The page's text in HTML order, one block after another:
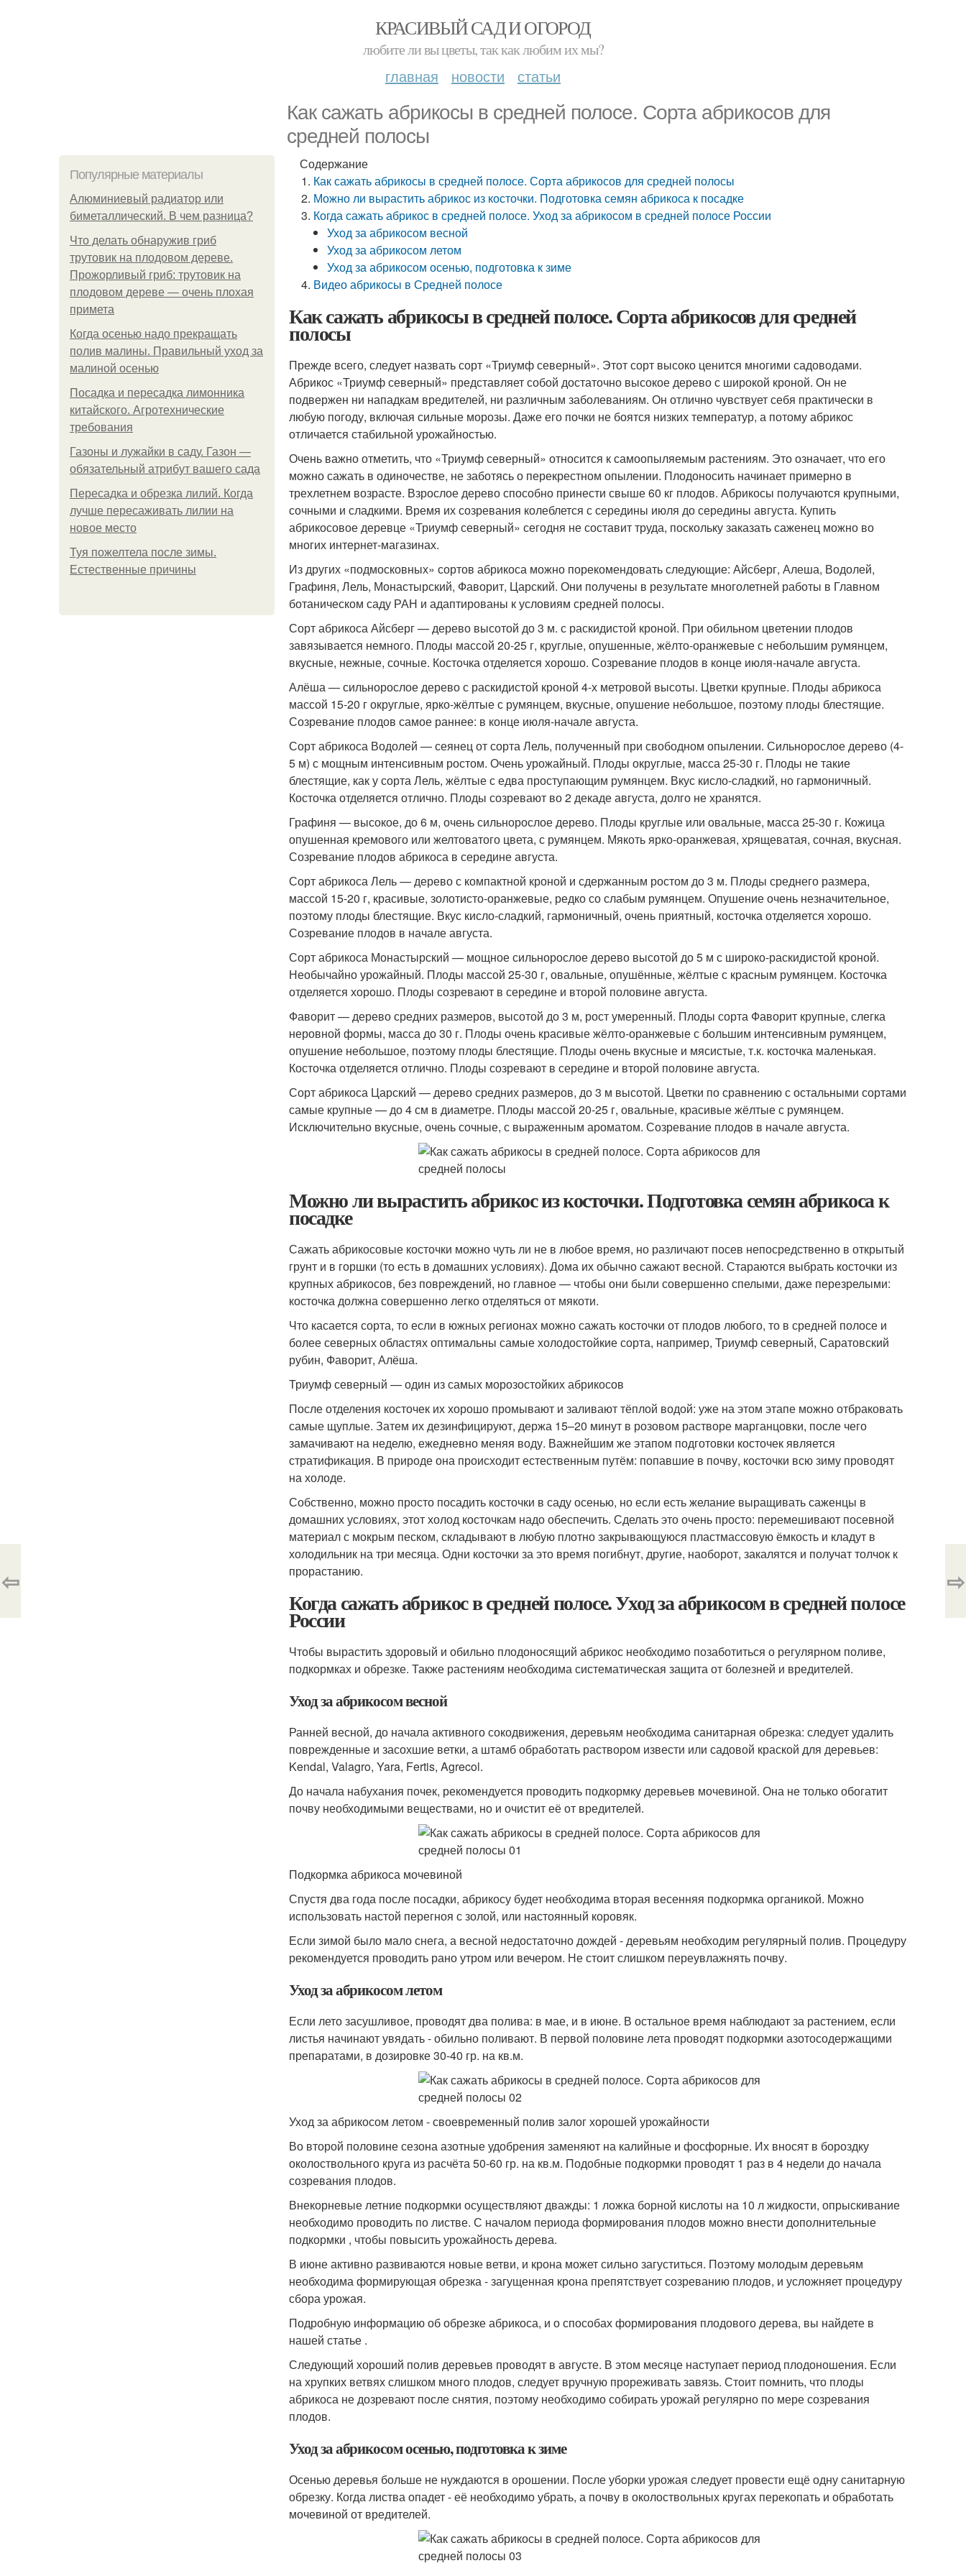
КРАСИВЫЙ САД И ОГОРОД
любите ли вы цветы, так как любим их мы?
главная новости статьи
Как сажать абрикосы в средней полосе. Сорта абрикосов для
средней полосы
Популярные материалы
Алюминиевый радиатор или
биметаллический. В чем разница?
Что делать обнаружив гриб
трутовик на плодовом дереве.
Прожорливый гриб: трутовик на
плодовом дереве — очень плохая
примета
Когда осенью надо прекращать
полив малины. Правильный уход за
малиной осенью
Посадка и пересадка лимонника
китайского. Агротехнические
требования
Газоны и лужайки в саду. Газон —
обязательный атрибут вашего сада
Пересадка и обрезка лилий. Когда
лучше пересаживать лилии на
новое место
Туя пожелтела после зимы.
Естественные причины
Содержание
Как сажать абрикосы в средней полосе. Сорта абрикосов для средней полосы
Можно ли вырастить абрикос из косточки. Подготовка семян абрикоса к посадке
Когда сажать абрикос в средней полосе. Уход за абрикосом в средней полосе России
Уход за абрикосом весной
Уход за абрикосом летом
Уход за абрикосом осенью, подготовка к зиме
Видео абрикосы в Средней полосе
Как сажать абрикосы в средней полосе. Сорта абрикосов для средней
полосы
Прежде всего, следует назвать сорт «Триумф северный». Этот сорт высоко ценится многими садоводами.
Абрикос «Триумф северный» представляет собой достаточно высокое дерево с широкой кроной. Он не
подвержен ни нападкам вредителей, ни различным заболеваниям. Он отлично чувствует себя практически в
любую погоду, включая сильные морозы. Даже его почки не боятся низких температур, а потому абрикос
отличается стабильной урожайностью.
Очень важно отметить, что «Триумф северный» относится к самоопыляемым растениям. Это означает, что его
можно сажать в одиночестве, не заботясь о перекрестном опылении. Плодоносить начинает примерно в
трехлетнем возрасте. Взрослое дерево способно принести свыше 60 кг плодов. Абрикосы получаются крупными,
сочными и сладкими. Время их созревания колеблется с середины июля до середины августа. Купить
абрикосовое деревце «Триумф северный» сегодня не составит труда, поскольку заказать саженец можно во
многих интернет-магазинах.
Из других «подмосковных» сортов абрикоса можно порекомендовать следующие: Айсберг, Алеша, Водолей,
Графиня, Лель, Монастырский, Фаворит, Царский. Они получены в результате многолетней работы в Главном
ботаническом саду РАН и адаптированы к условиям средней полосы.
Сорт абрикоса Айсберг — дерево высотой до 3 м. с раскидистой кроной. При обильном цветении плодов
завязывается немного. Плоды массой 20-25 г, круглые, опушенные, жёлто-оранжевые с небольшим румянцем,
вкусные, нежные, сочные. Косточка отделяется хорошо. Созревание плодов в конце июля-начале августа.
Алёша — сильнорослое дерево с раскидистой кроной 4-х метровой высоты. Цветки крупные. Плоды абрикоса
массой 15-20 г округлые, ярко-жёлтые с румянцем, вкусные, опушение небольшое, поэтому плоды блестящие.
Созревание плодов самое раннее: в конце июля-начале августа.
Сорт абрикоса Водолей — сеянец от сорта Лель, полученный при свободном опылении. Сильнорослое дерево (4-
5 м) с мощным интенсивным ростом. Очень урожайный. Плоды округлые, масса 25-30 г. Плоды не такие
блестящие, как у сорта Лель, жёлтые с едва проступающим румянцем. Вкус кисло-сладкий, но гармоничный.
Косточка отделяется отлично. Плоды созревают во 2 декаде августа, долго не хранятся.
Графиня — высокое, до 6 м, очень сильнорослое дерево. Плоды круглые или овальные, масса 25-30 г. Кожица
опушенная кремового или желтоватого цвета, с румянцем. Мякоть ярко-оранжевая, хрящеватая, сочная, вкусная.
Созревание плодов абрикоса в середине августа.
Сорт абрикоса Лель — дерево с компактной кроной и сдержанным ростом до 3 м. Плоды среднего размера,
массой 15-20 г, красивые, золотисто-оранжевые, редко со слабым румянцем. Опушение очень незначительное,
поэтому плоды блестящие. Вкус кисло-сладкий, гармоничный, очень приятный, косточка отделяется хорошо.
Созревание плодов в начале августа.
Сорт абрикоса Монастырский — мощное сильнорослое дерево высотой до 5 м с широко-раскидистой кроной.
Необычайно урожайный. Плоды массой 25-30 г, овальные, опушённые, жёлтые с красным румянцем. Косточка
отделяется хорошо. Плоды созревают в середине и второй половине августа.
Фаворит — дерево средних размеров, высотой до 3 м, рост умеренный. Плоды сорта Фаворит крупные, слегка
неровной формы, масса до 30 г. Плоды очень красивые жёлто-оранжевые с большим интенсивным румянцем,
опушение небольшое, поэтому плоды блестящие. Плоды очень вкусные и мясистые, т.к. косточка маленькая.
Косточка отделяется отлично. Плоды созревают в середине и второй половине августа.
Сорт абрикоса Царский — дерево средних размеров, до 3 м высотой. Цветки по сравнению с остальными сортами
самые крупные — до 4 см в диаметре. Плоды массой 20-25 г, овальные, красивые жёлтые с румянцем.
Исключительно вкусные, очень сочные, с выраженным ароматом. Созревание плодов в начале августа.
Можно ли вырастить абрикос из косточки. Подготовка семян абрикоса к
посадке
Сажать абрикосовые косточки можно чуть ли не в любое время, но различают посев непосредственно в открытый
грунт и в горшки (то есть в домашних условиях). Дома их обычно сажают весной. Стараются выбрать косточки из
крупных абрикосов, без повреждений, но главное — чтобы они были совершенно спелыми, даже перезрелыми:
косточка должна совершенно легко отделяться от мякоти.
Что касается сорта, то если в южных регионах можно сажать косточки от плодов любого, то в средней полосе и
более северных областях оптимальны самые холодостойкие сорта, например, Триумф северный, Саратовский
рубин, Фаворит, Алёша.
Триумф северный — один из самых морозостойких абрикосов
После отделения косточек их хорошо промывают и заливают тёплой водой: уже на этом этапе можно отбраковать
самые щуплые. Затем их дезинфицируют, держа 15–20 минут в розовом растворе марганцовки, после чего
замачивают на неделю, ежедневно меняя воду. Важнейшим же этапом подготовки косточек является
стратификация. В природе она происходит естественным путём: попавшие в почву, косточки всю зиму проводят
на холоде.
Собственно, можно просто посадить косточки в саду осенью, но если есть желание выращивать саженцы в
домашних условиях, этот холод косточкам надо обеспечить. Сделать это очень просто: перемешивают посевной
материал с мокрым песком, складывают в любую плотно закрывающуюся пластмассовую ёмкость и кладут в
холодильник на три месяца. Одни косточки за это время погибнут, другие, наоборот, закалятся и получат толчок к
прорастанию.
Когда сажать абрикос в средней полосе. Уход за абрикосом в средней полосе
России
Чтобы вырастить здоровый и обильно плодоносящий абрикос необходимо позаботиться о регулярном поливе,
подкормках и обрезке. Также растениям необходима систематическая защита от болезней и вредителей.
Уход за абрикосом весной
Ранней весной, до начала активного сокодвижения, деревьям необходима санитарная обрезка: следует удалить
поврежденные и засохшие ветки, а штамб обработать раствором извести или садовой краской для деревьев:
Kendal, Valagro, Yara, Fertis, Agrecol.
До начала набухания почек, рекомендуется проводить подкормку деревьев мочевиной. Она не только обогатит
почву необходимыми веществами, но и очистит её от вредителей.
Подкормка абрикоса мочевиной
Спустя два года после посадки, абрикосу будет необходима вторая весенняя подкормка органикой. Можно
использовать настой перегноя с золой, или настоянный коровяк.
Если зимой было мало снега, а весной недостаточно дождей - деревьям необходим регулярный полив. Процедуру
рекомендуется проводить рано утром или вечером. Не стоит слишком переувлажнять почву.
Уход за абрикосом летом
Если лето засушливое, проводят два полива: в мае, и в июне. В остальное время наблюдают за растением, если
листья начинают увядать - обильно поливают. В первой половине лета проводят подкормки азотосодержащими
препаратами, в дозировке 30-40 гр. на кв.м.
Уход за абрикосом летом - своевременный полив залог хорошей урожайности
Во второй половине сезона азотные удобрения заменяют на калийные и фосфорные. Их вносят в бороздку
околоствольного круга из расчёта 50-60 гр. на кв.м. Подобные подкормки проводят 1 раз в 4 недели до начала
созревания плодов.
Внекорневые летние подкормки осуществляют дважды: 1 ложка борной кислоты на 10 л жидкости, опрыскивание
необходимо проводить по листве. С началом периода формирования плодов можно внести дополнительные
подкормки , чтобы повысить урожайность дерева.
В июне активно развиваются новые ветви, и крона может сильно загуститься. Поэтому молодым деревьям
необходима формирующая обрезка - загущенная крона препятствует созреванию плодов, и усложняет процедуру
сбора урожая.
Подробную информацию об обрезке абрикоса, и о способах формирования плодового дерева, вы найдете в
нашей статье .
Следующий хороший полив деревьев проводят в августе. В этом месяце наступает период плодоношения. Если
на хрупких ветвях слишком много плодов, следует вручную прореживать завязь. Стоит помнить, что плоды
абрикоса не дозревают после снятия, поэтому необходимо собирать урожай регулярно по мере созревания
плодов.
Уход за абрикосом осенью, подготовка к зиме
Осенью деревья больше не нуждаются в орошении. После уборки урожая следует провести ещё одну санитарную
обрезку. Когда листва опадет - её необходимо убрать, а почву в околоствольных кругах перекопать и обработать
мочевиной от вредителей.
⇦ ⇨